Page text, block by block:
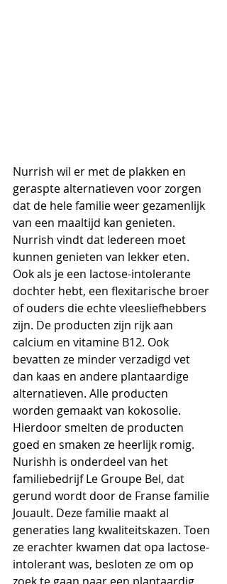
Nurrish wil er met de plakken en
geraspte alternatieven voor zorgen
dat de hele familie weer gezamenlijk
van een maaltijd kan genieten.
Nurrish vindt dat Iedereen moet
kunnen genieten van lekker eten.
Ook als je een lactose-intolerante
dochter hebt, een flexitarische broer
of ouders die echte vleesliefhebbers
zijn. De producten zijn rijk aan
calcium en vitamine B12. Ook
bevatten ze minder verzadigd vet
dan kaas en andere plantaardige
alternatieven. Alle producten
worden gemaakt van kokosolie.
Hierdoor smelten de producten
goed en smaken ze heerlijk romig.
Nurishh is onderdeel van het
familiebedrijf Le Groupe Bel, dat
gerund wordt door de Franse familie
Jouault. Deze familie maakt al
generaties lang kwaliteitskazen. Toen
ze erachter kwamen dat opa lactose-
intolerant was, besloten ze om op